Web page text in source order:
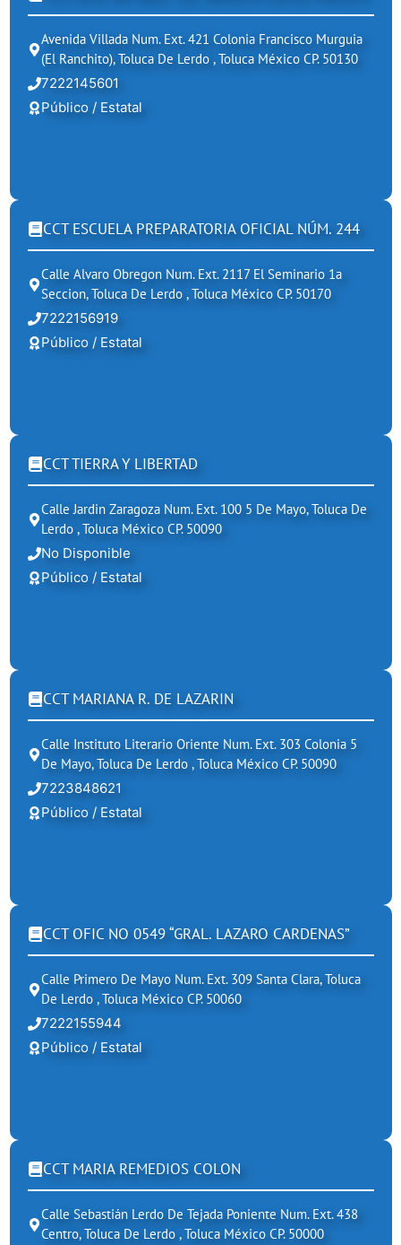
Avenida Villada Num. Ext. 421 Colonia Francisco Murguia
(el Ranchito), Toluca De Lerdo , Toluca México CP. 50130
7222145601
Público / Estatal
CCT ESCUELA PREPARATORIA OFICIAL NÚM. 244
Calle Alvaro Obregon Num. Ext. 2117 El Seminario 1a
Seccion, Toluca De Lerdo , Toluca México CP. 50170
7222156919
Público / Estatal
CCT TIERRA Y LIBERTAD
Calle Jardin Zaragoza Num. Ext. 100 5 De Mayo, Toluca De
Lerdo , Toluca México CP. 50090
No Disponible
Público / Estatal
CCT MARIANA R. DE LAZARIN
Calle Instituto Literario Oriente Num. Ext. 303 Colonia 5
De Mayo, Toluca De Lerdo , Toluca México CP. 50090
7223848621
Público / Estatal
CCT OFIC NO 0549 “GRAL. LAZARO CARDENAS”
Calle Primero De Mayo Num. Ext. 309 Santa Clara, Toluca
De Lerdo , Toluca México CP. 50060
7222155944
Público / Estatal
CCT MARIA REMEDIOS COLON
Calle Sebastián Lerdo De Tejada Poniente Num. Ext. 438
Centro, Toluca De Lerdo , Toluca México CP. 50000